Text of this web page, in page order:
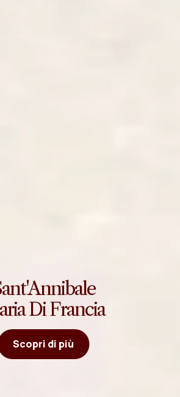
Di Francia
Scopri di più